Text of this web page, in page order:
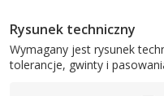
Rysunek techniczny
Wymagany jest rysunek
tolerancje, gwinty i